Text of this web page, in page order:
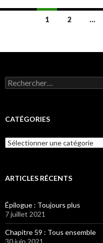
Navigation
articles
1 2 …
Rechercher :
CATÉGORIES
Catégories
ARTICLES RÉCENTS
Épilogue : Toujours plus
7 juillet 2021
Chapitre 59 : Tous ensemble
30 juin 2021